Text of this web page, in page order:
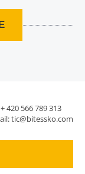
+ 420 566 789 313
tic@bitessko.com